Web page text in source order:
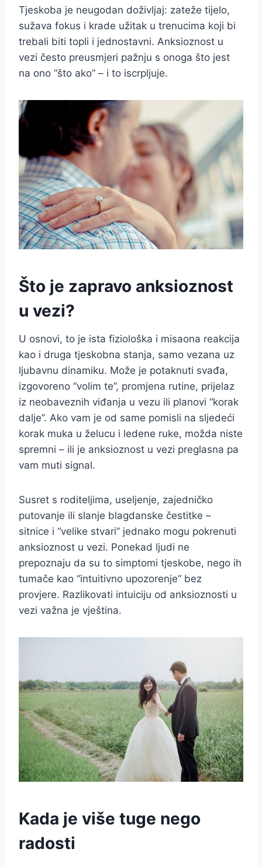
Tjeskoba je neugodan doživljaj: zateže tijelo,
sužava fokus i krade užitak u trenucima koji bi
trebali biti topli i jednostavni. Anksioznost u
vezi često preusmjeri pažnju s onoga što jest
na ono “što ako” – i to iscrpljuje.
Što je zapravo anksioznost
u vezi?
U osnovi, to je ista fiziološka i misaona reakcija
kao i druga tjeskobna stanja, samo vezana uz
ljubavnu dinamiku. Može je potaknuti svađa,
izgovoreno “volim te”, promjena rutine, prijelaz
iz neobaveznih viđanja u vezu ili planovi “korak
dalje”. Ako vam je od same pomisli na sljedeći
korak muka u želucu i ledene ruke, možda niste
spremni – ili je anksioznost u vezi preglasna pa
vam muti signal.
Susret s roditeljima, useljenje, zajedničko
putovanje ili slanje blagdanske čestitke –
sitnice i “velike stvari” jednako mogu pokrenuti
anksioznost u vezi. Ponekad ljudi ne
prepoznaju da su to simptomi tjeskobe, nego ih
tumače kao “intuitivno upozorenje” bez
provjere. Razlikovati intuiciju od anksioznosti u
vezi važna je vještina.
Kada je više tuge nego
radosti